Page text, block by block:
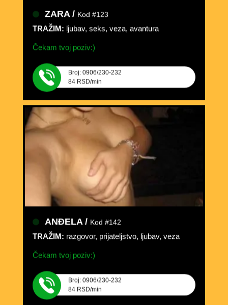
TRAŽIM:
Čekam tvoj poziv:)
Broj: 0906/230-232
84 RSD/min
TRAŽIM:
Broj: 0906/230-232
84 RSD/min